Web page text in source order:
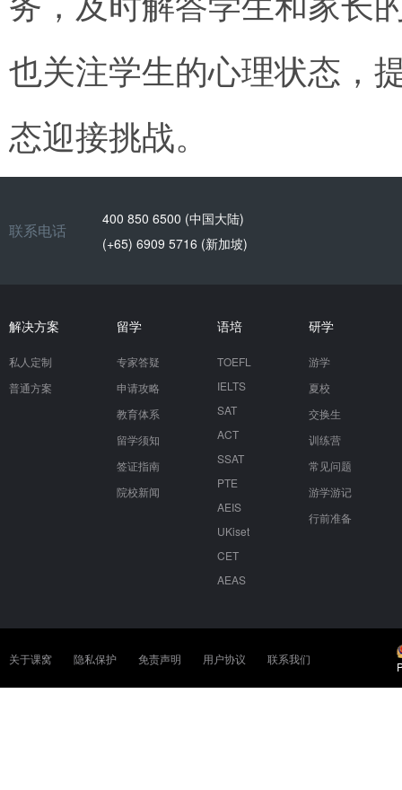
也关注学生的心理状态，
态迎接挑战。
联系电话
400 850 6500 (中国大陆)
(+65) 6909 5716 (新加坡)
解决方案
私人定制
普通方案
留学
专家答疑
申请攻略
教育体系
留学须知
签证指南
院校新闻
语培
TOEFL
IELTS
SAT
ACT
SSAT
PTE
AEIS
UKiset
CET
AEAS
研学
游学
夏校
交换生
训练营
常见问题
游学游记
行前准备
关于课窝 隐私保护 免责声明 用户协议 联系我们